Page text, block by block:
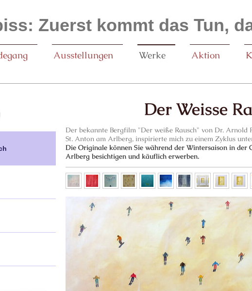
Zuerst kommt das Tun,
Ausstellungen Werke Aktion
Der Weisse
Der bekannte Bergfilm "Der weiße Rausch" von Dr. Arnold
St. Anton am Arlberg, inspirierte mich zu einem Zyklus
Die Originale können Sie während der Wintersaison in der
Arlberg besichtigen und käuflich erwerben.